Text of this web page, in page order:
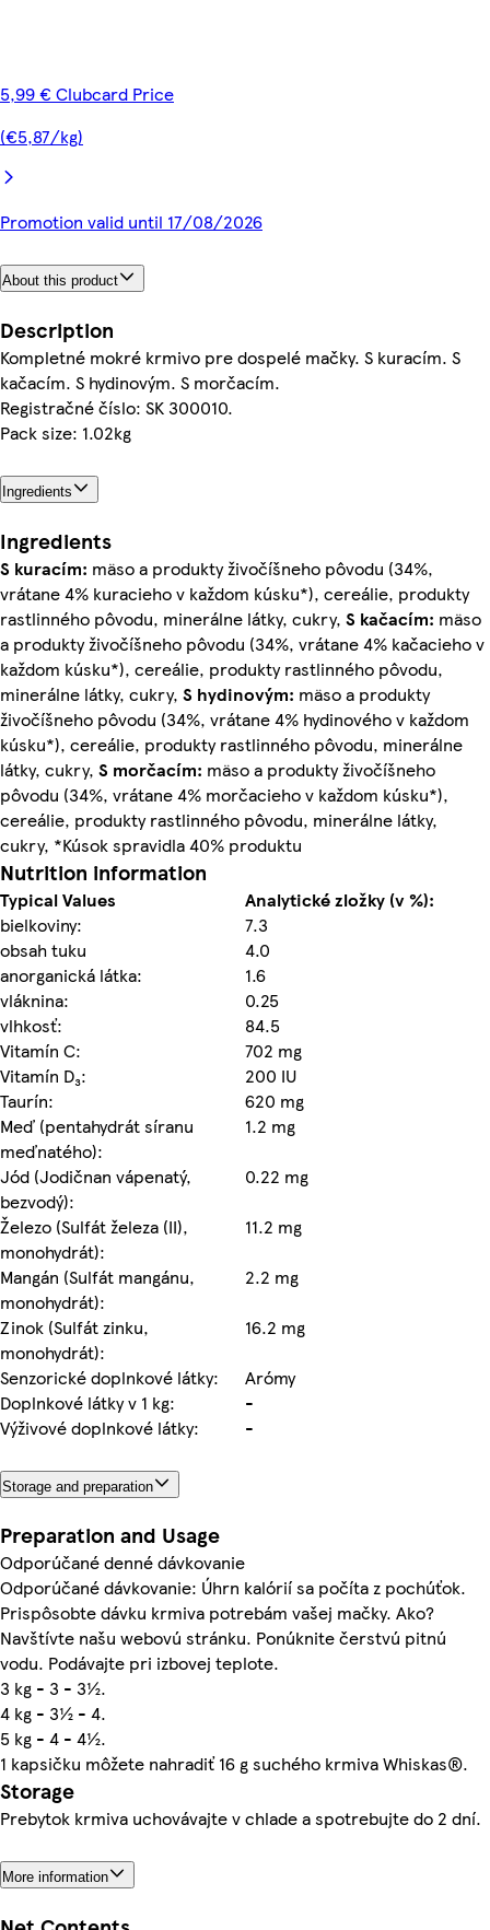
5,99 € Clubcard Price
(€5,87/kg)
Promotion valid until 17/08/2026
About this product
Description
Kompletné mokré krmivo pre dospelé mačky. S kuracím. S
kačacím. S hydinovým. S morčacím.
Registračné číslo: SK 300010.
Pack size: 1.02kg
Ingredients
Ingredients
S kuracím: mäso a produkty živočíšneho pôvodu (34%,
vrátane 4% kuracieho v každom kúsku*), cereálie, produkty
rastlinného pôvodu, minerálne látky, cukry, S kačacím: mäso
a produkty živočíšneho pôvodu (34%, vrátane 4% kačacieho v
každom kúsku*), cereálie, produkty rastlinného pôvodu,
minerálne látky, cukry, S hydinovým: mäso a produkty
živočíšneho pôvodu (34%, vrátane 4% hydinového v každom
kúsku*), cereálie, produkty rastlinného pôvodu, minerálne
látky, cukry, S morčacím: mäso a produkty živočíšneho
pôvodu (34%, vrátane 4% morčacieho v každom kúsku*),
cereálie, produkty rastlinného pôvodu, minerálne látky,
cukry, *Kúsok spravidla 40% produktu
Nutrition information
Typical Values
Analytické zložky (v %):
bielkoviny:
7.3
obsah tuku
4.0
anorganická látka:
1.6
vláknina:
0.25
vlhkosť:
84.5
Vitamín C:
702 mg
Vitamín D₃:
200 IU
Taurín:
620 mg
Meď (pentahydrát síranu
meďnatého):
1.2 mg
Jód (Jodičnan vápenatý,
bezvodý):
0.22 mg
Železo (Sulfát železa (II),
monohydrát):
11.2 mg
Mangán (Sulfát mangánu,
monohydrát):
2.2 mg
Zinok (Sulfát zinku,
monohydrát):
16.2 mg
Senzorické doplnkové látky:
Arómy
Doplnkové látky v 1 kg:
-
Výživové doplnkové látky:
-
Storage and preparation
Preparation and Usage
Odporúčané denné dávkovanie
Odporúčané dávkovanie: Úhrn kalórií sa počíta z pochúťok.
Prispôsobte dávku krmiva potrebám vašej mačky. Ako?
Navštívte našu webovú stránku. Ponúknite čerstvú pitnú
vodu. Podávajte pri izbovej teplote.
3 kg - 3 - 3½.
4 kg - 3½ - 4.
5 kg - 4 - 4½.
1 kapsičku môžete nahradiť 16 g suchého krmiva Whiskas®.
Storage
Prebytok krmiva uchovávajte v chlade a spotrebujte do 2 dní.
More information